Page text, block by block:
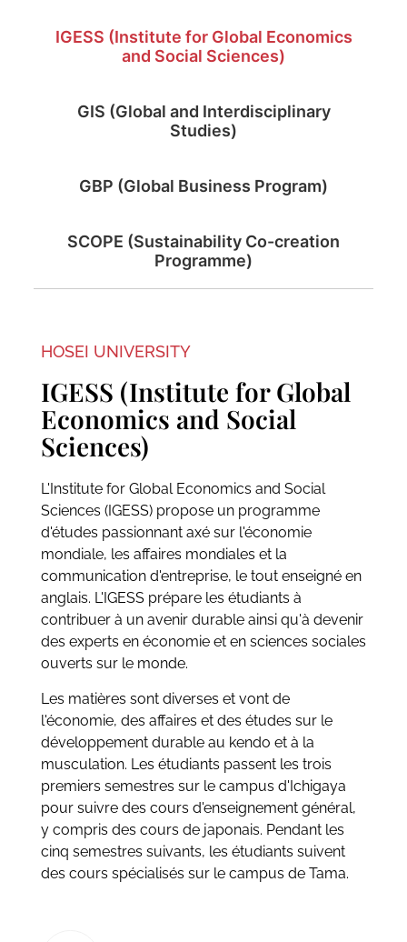
IGESS (Institute for Global Economics
and Social Sciences)
GIS (Global and Interdisciplinary
Studies)
GBP (Global Business Program)
SCOPE (Sustainability Co-creation
Programme)
HOSEI UNIVERSITY
IGESS (Institute for Global
Economics and Social
Sciences)
L'Institute for Global Economics and Social
Sciences (IGESS) propose un programme
d'études passionnant axé sur l'économie
mondiale, les affaires mondiales et la
communication d'entreprise, le tout enseigné en
anglais. L'IGESS prépare les étudiants à
contribuer à un avenir durable ainsi qu'à devenir
des experts en économie et en sciences sociales
ouverts sur le monde.
Les matières sont diverses et vont de
l'économie, des affaires et des études sur le
développement durable au kendo et à la
musculation. Les étudiants passent les trois
premiers semestres sur le campus d'Ichigaya
pour suivre des cours d'enseignement général,
y compris des cours de japonais. Pendant les
cinq semestres suivants, les étudiants suivent
des cours spécialisés sur le campus de Tama.